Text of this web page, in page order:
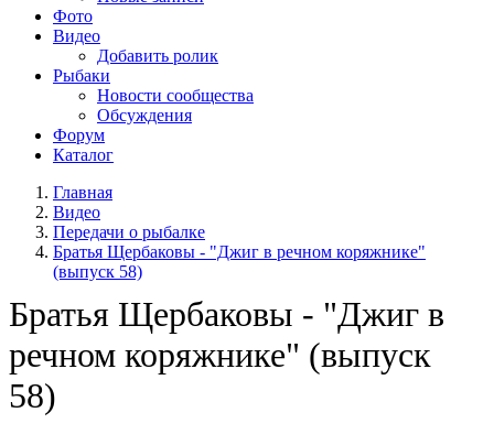
Фото
Видео
Добавить ролик
Рыбаки
Новости сообщества
Обсуждения
Форум
Каталог
Главная
Видео
Передачи о рыбалке
Братья Щербаковы - "Джиг в речном коряжнике"
(выпуск 58)
Братья Щербаковы - "Джиг в
речном коряжнике" (выпуск
58)